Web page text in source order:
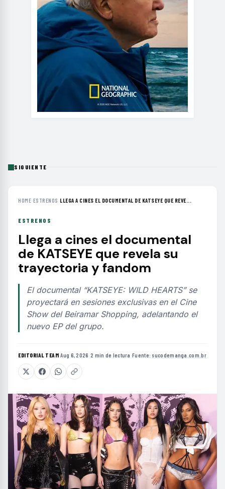
SIGUIENTE
HOME›ESTRENOS ›LLEGA A CINES EL DOCUMENTAL DE KATSEYE QUE REVE...
ESTRENOS
Llega a cines el documental
de KATSEYE que revela su
trayectoria y fandom
El documental “KATSEYE: WILD HEARTS” se
proyectará en sesiones exclusivas en el Cine
Show del Beiramar Shopping, adelantando el
nuevo EP del grupo.
EDITORIAL TEAM·Aug 6, 2026 ·2 min de lectura ·Fuente: sucodemanga.com.br